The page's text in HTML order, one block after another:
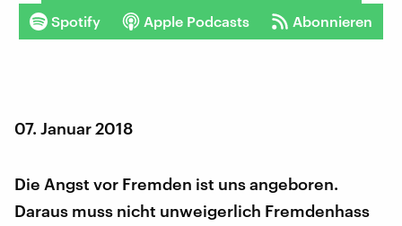
Spotify Apple Podcasts Abonnieren
07. Januar 2018
Die Angst vor Fremden ist uns angeboren.
Daraus muss nicht unweigerlich Fremdenhass